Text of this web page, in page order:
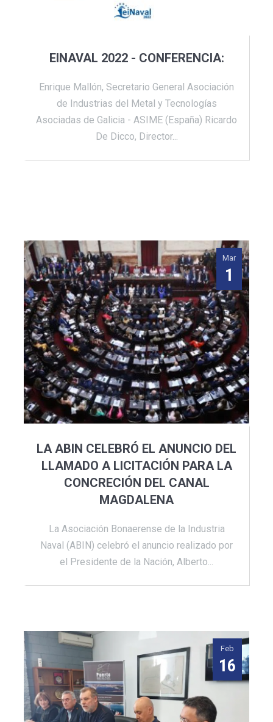
EINAVAL 2022 - CONFERENCIA:
Enrique Mallón, Secretario General Asociación
de Industrias del Metal y Tecnologías
Asociadas de Galicia - ASIME (España) Ricardo
De Dicco, Director...
Mar
1
LA ABIN CELEBRÓ EL ANUNCIO DEL
LLAMADO A LICITACIÓN PARA LA
CONCRECIÓN DEL CANAL
MAGDALENA
La Asociación Bonaerense de la Industria
Naval (ABIN) celebró el anuncio realizado por
el Presidente de la Nación, Alberto...
Feb
16